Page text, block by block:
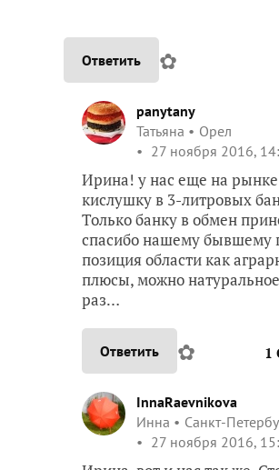
Ответить ✿
panytany
Татьяна
Орел
27 ноября 2016,
Ирина! у нас еще на
кислушку в 3-литровых
Только банку в обмен
спасибо нашему бывшему
позиция области как
плюсы, можно
раз…
Ответить ✿ 1
InnaRaevnikova
Инна
Санкт-
27 ноября 2016,